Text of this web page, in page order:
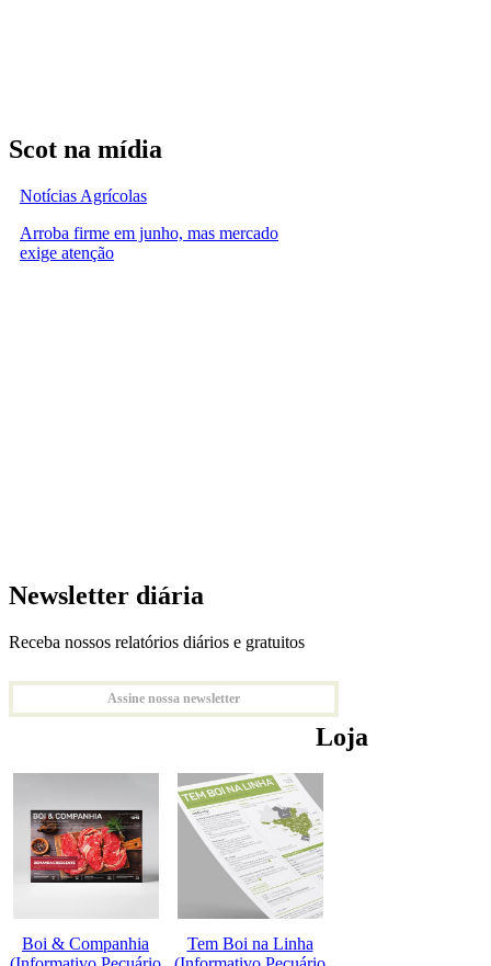
Scot na mídia
Notícias Agrícolas
Arroba firme em junho, mas mercado
exige atenção
Newsletter diária
Receba nossos relatórios diários e gratuitos
Assine nossa newsletter
Loja
Boi & Companhia
Tem Boi na Linha